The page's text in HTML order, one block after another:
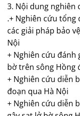
3. Nội dung nghiên
.+ Nghiên cứu tổng
các giải pháp bảo
Nội
+ Nghiên cứu đánh
bờ trên sông Hồng
+ Nghiên cứu diễn
đoạn qua Hà Nội
+ Nghiên cứu diễn